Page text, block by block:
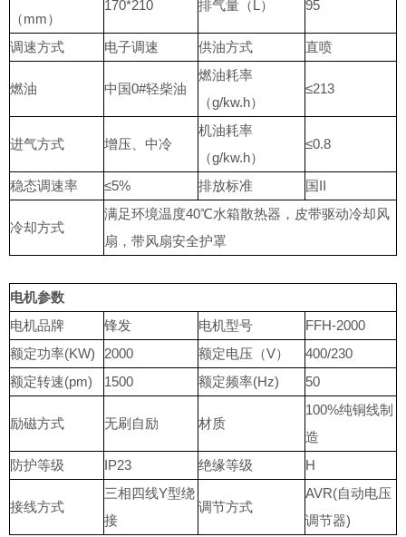
（mm）
170*210 排气量（L） 95
调速方式 电子调速 供油方式 直喷
燃油 中国0#轻柴油
燃油耗率
（g/kw.h）
≤213
进气方式 增压、中冷
机油耗率
（g/kw.h）
≤0.8
稳态调速率 ≤5% 排放标准 国II
冷却方式
满足环境温度40℃水箱散热器，皮带驱动冷却风
扇，带风扇安全护罩
电机参数
电机品牌
锋发 电机型号
FFH-2000
额定功率(KW)
2000 额定电压（V）
400/230
额定转速(pm)
1500 额定频率(Hz) 50
励磁方式 无刷自励 材质
100%纯铜线制
造
防护等级
IP23 绝缘等级 H
接线方式
三相四线Y型绕
接
调节方式
AVR(自动电压
调节器)